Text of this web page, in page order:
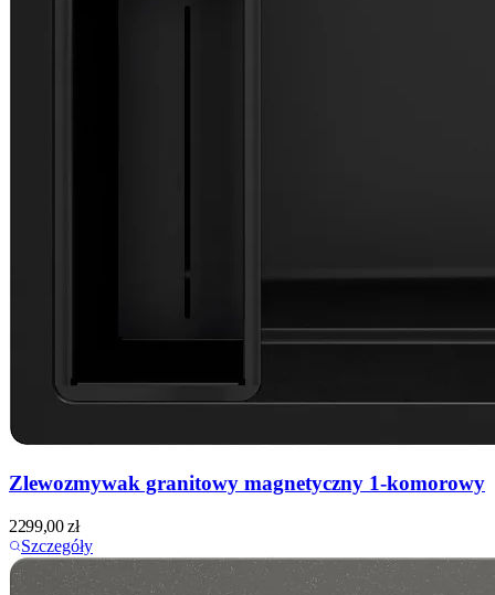
Zlewozmywak granitowy magnetyczny 1-komorowy
2299,00zł
Szczegóły